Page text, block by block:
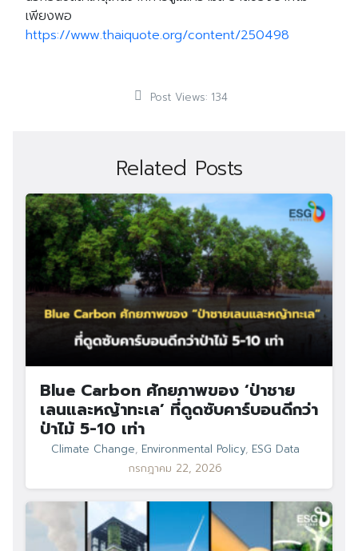
Search
for: Search
เพียงพอ
https://www.thaiquote.org/content/250498
Post Views: 134
Related Posts
Blue Carbon ศักยภาพของ ‘ป่าชาย
เลนและหญ้าทะเล’ ที่ดูดซับคาร์บอนดีกว่า
ป่าไม้ 5-10 เท่า
Climate Change, Environmental Policy, ESG Data
กรกฎาคม 22, 2026